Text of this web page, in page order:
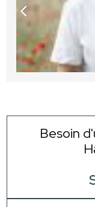
Besoin